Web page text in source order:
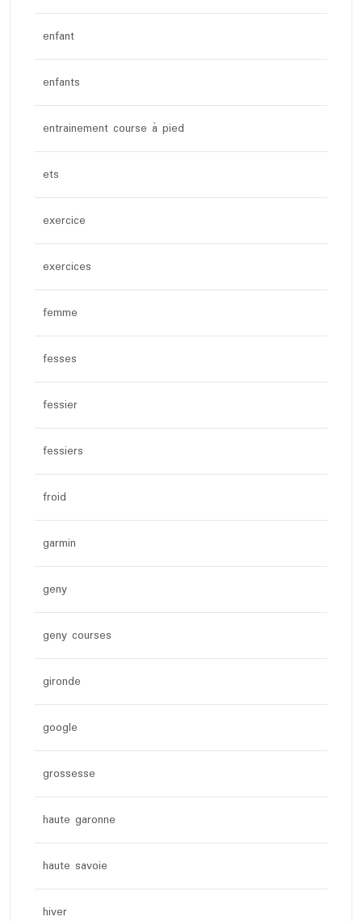
enfant
enfants
entrainement course à pied
ets
exercice
exercices
femme
fesses
fessier
fessiers
froid
garmin
geny
geny courses
gironde
google
grossesse
haute garonne
haute savoie
hiver